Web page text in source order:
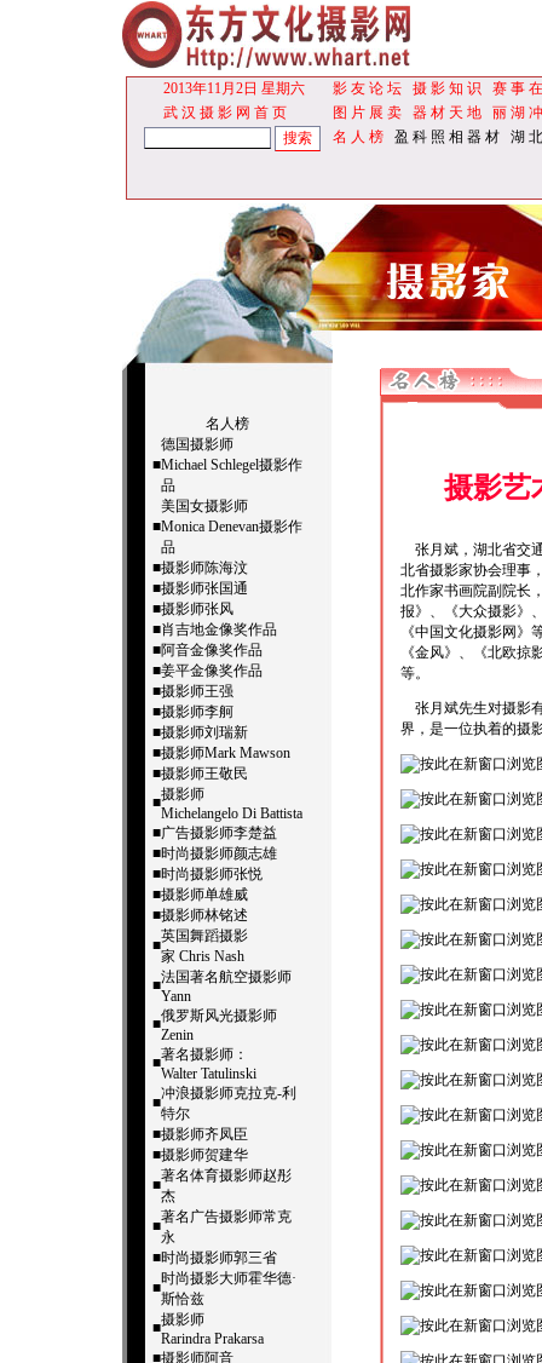
2013年11月2日 星期六 影 友 论 坛 摄 影 知 识
赛 事
武 汉 摄 影 网 首 页 图 片 展 卖 器 材 天 地
丽 湖
名 人 榜
盈 科 照 相 器 材 湖
名人榜
■
德国摄影师
Michael Schlegel摄影作
品
■
美国女摄影师
Monica Denevan摄影作
品
■摄影师陈海汶
■摄影师张国通
■摄影师张风
■肖吉地金像奖作品
■阿音金像奖作品
■姜平金像奖作品
■摄影师王强
■摄影师李舸
■摄影师刘瑞新
■摄影师Mark Mawson
■摄影师王敬民
■摄影师
Michelangelo Di Battista
■广告摄影师李楚益
■时尚摄影师颜志雄
■时尚摄影师张悦
■摄影师单雄威
■摄影师林铭述
■
英国舞蹈摄影
家 Chris Nash
■法国著名航空摄影师
Yann
■俄罗斯风光摄影师
Zenin
■著名摄影师：
Walter Tatulinski
■
冲浪摄影师克拉克-利
特尔
■摄影师齐凤臣
■摄影师贺建华
■
著名体育摄影师赵彤
杰
■
著名广告摄影师常克
永
■时尚摄影师郭三省
■
时尚摄影大师霍华德·
斯恰兹
■摄影师
Rarindra Prakarsa
■摄影师阿音
摄影艺
张月斌，湖北省交
北省摄影家协会理事
北作家书画院副院长
报》、《大众摄影》
《中国文化摄影网
《金风》、《北欧掠
等。
张月斌先生对摄影
界，是一位执着的摄